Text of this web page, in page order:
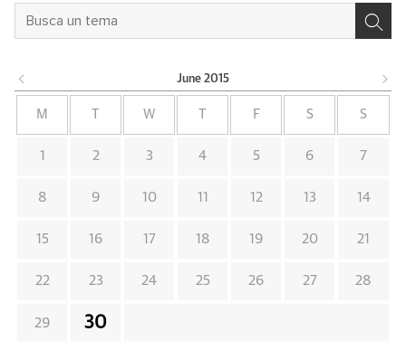
June 2015
M W F S S
1 2 3 4 5 6 7
8 9 10 11 12 13 14
15 16 17 18 19 20 21
22 23 24 25 26 27 28
29 30